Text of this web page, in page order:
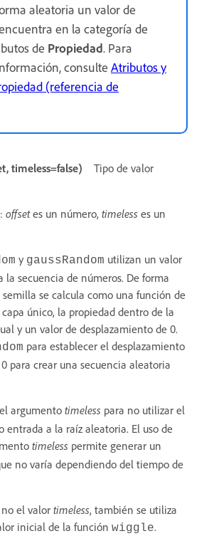
aleatoria un valor de
en la categoría de
de Propiedad. Para
consulte Atributos y
(referencia de
timeless=false)
Tipo de valor
offsetes un número, timeless es un
y gaussRandom utilizan un valor
la secuencia de números. De forma
se calcula como una función de
único, la propiedad dentro de la
y un valor de desplazamiento de 0.
para establecer el desplazamiento
para crear una secuencia aleatoria
argumento timeless para no utilizar el
entrada a la raíz aleatoria. El uso de
timeless permite generar un
no varía dependiendo del tiempo de
el valor timeless, también se utiliza
inicial de la función wiggle.